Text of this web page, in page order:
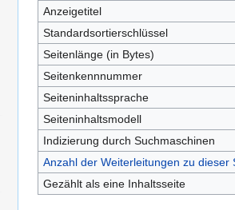
springen
springen
Anzeigetitel
Standardsortierschlüssel
Seitenlänge (in Bytes)
Seitenkennnummer
Seiteninhaltssprache
Seiteninhaltsmodell
Indizierung durch Suchmaschinen
Anzahl der Weiterleitungen zu dieser
Gezählt als eine Inhaltsseite